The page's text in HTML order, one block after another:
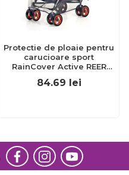
Protectie de ploaie pentru
carucioare sport
RainCover Active REER
84.69 lei